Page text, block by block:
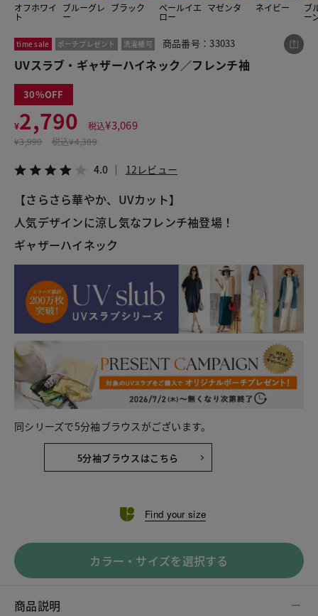
オフホワイ
ト
ブルーグレ
ー
ブラック ペールイエ
ロー
マゼンタ ネイビー ブ
ー
time sale ポーチプレゼント 洗濯機可 商品番号：33033
UVスラブ・ギャザーハイネック／フレンチ袖
30
¥2,790 税込¥3,069
¥3,990 税込¥4,389
4.0 12レビュー
【さらさら華やか、UVカット】
人気デザインに涼し気なフレンチ袖登場！
ギャザーハイネック
同シリーズで5分袖ブラウスがございます。
5分袖ブラウスはこちら
Find your size
カラー・サイズを選択する
商品説明
この商品をシェアする
UVスラブ・ギャザーハイネック／フレンチ袖